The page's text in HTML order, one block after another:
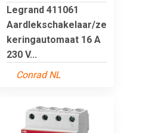
Legrand 411061
Aardlekschakelaar/ze
keringautomaat 16 A
230 V...
Conrad NL